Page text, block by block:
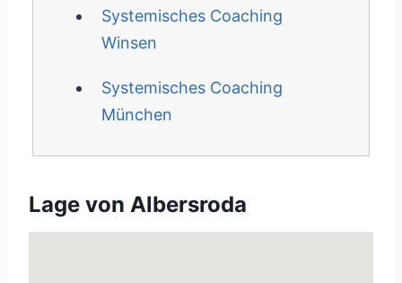
Systemisches Coaching
Winsen
Systemisches Coaching
München
Lage von Albersroda